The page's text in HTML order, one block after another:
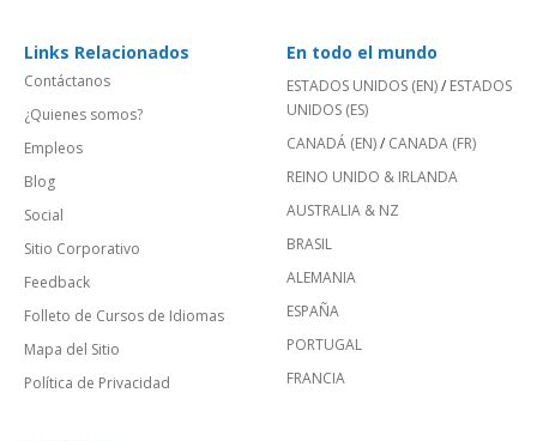
Links Relacionados
Contáctanos
¿Quienes somos?
Empleos
Blog
Social
Sitio Corporativo
Feedback
Folleto de Cursos de Idiomas
Mapa del Sitio
Política de Privacidad
En todo el mundo
ESTADOS UNIDOS (EN)/ ESTADOS
UNIDOS (ES)
CANADÁ (EN)/ CANADA (FR)
REINO UNIDO & IRLANDA
AUSTRALIA & NZ
BRASIL
ALEMANIA
ESPAÑA
PORTUGAL
FRANCIA